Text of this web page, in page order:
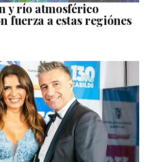
y río atmosférico
fuerza a estas regiónes